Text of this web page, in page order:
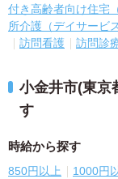
付き高齢者向け住宅
所介護（デイサービス
訪問看護
訪問診
小金井市(東京
す
時給から探す
850円以上 1000円